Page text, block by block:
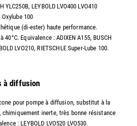
YLC250B, LEYBOLD LVO400 LVO410
Oxylube 100
(di-ester) haute performance.
Equivalence : ADIXEN A155, BUSCH
LVO210, RIETSCHLE Super-Lube 100.
à diffusion
pour pompe à diffusion, substitut à la
chimiquement inerte, très bonne résistance
: LEYBOLD LVO520 LVO530.